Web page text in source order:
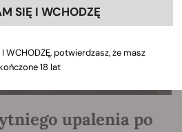
upalenia po
SIĘ I WCHODZĘ
WCHODZĘ, potwierdzasz, że masz
18 lat